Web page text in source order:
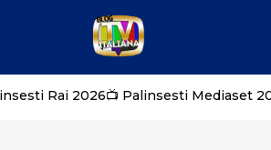
Rai 2026📺 Palinsesti Mediaset